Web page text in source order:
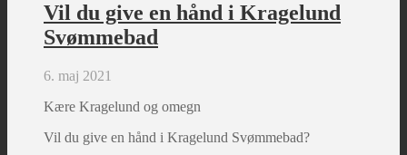
Vil du give en hånd i Kragelund
Svømmebad
6. maj 2021
Kære Kragelund og omegn
Vil du give en hånd i Kragelund Svømmebad?